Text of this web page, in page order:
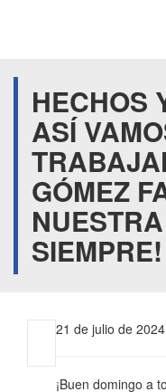
HECHOS
ASÍ
GÓMEZ
SIEMPRE!
21 de julio de 2024
¡Buen domingo a